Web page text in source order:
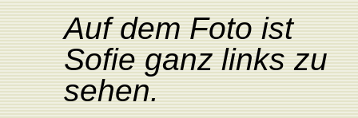
Auf demFotoist
Sofie ganz links zu
sehen.